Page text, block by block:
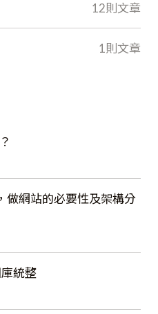
12則文章
1則文章
做網站的必要性及架構分
統整